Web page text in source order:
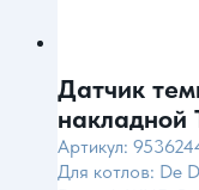
Датчик
накладной
De Dietrich)
Артикул:
Для котлов: De